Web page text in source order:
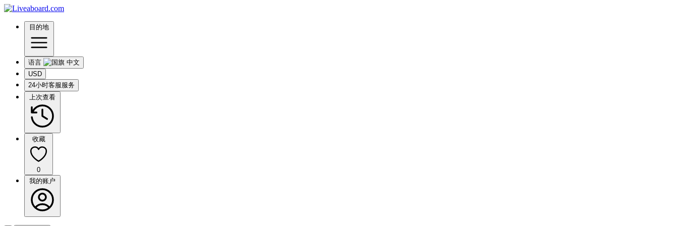
目的地
语言
USD
24小时客服服务
上次查看
收藏
0
我的账户